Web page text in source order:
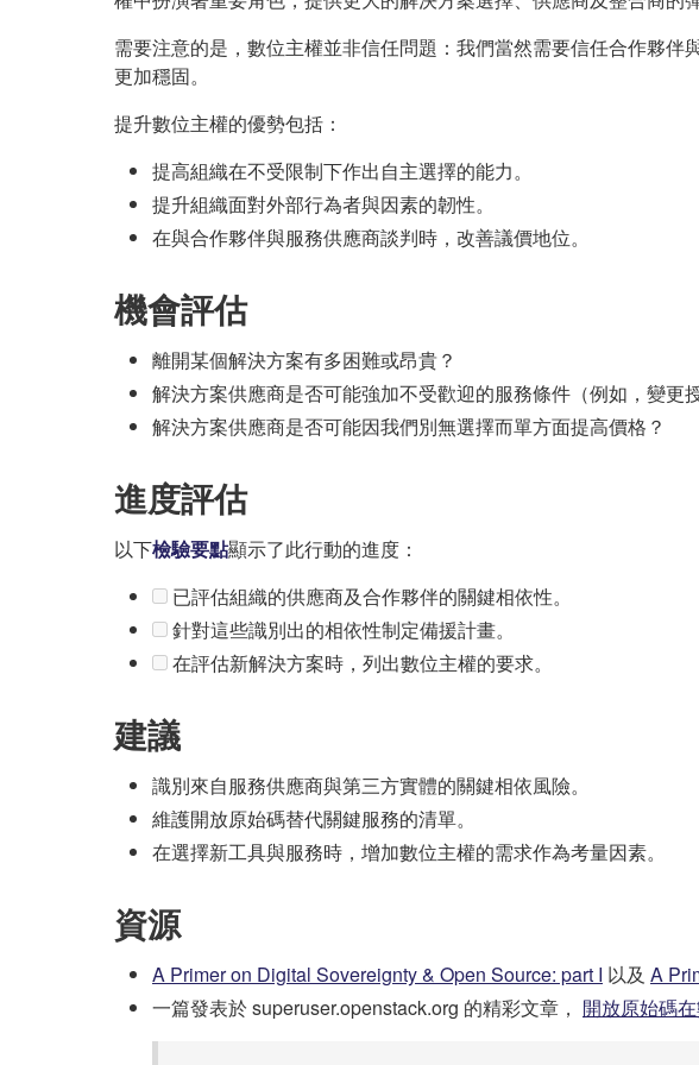
需要注意的是，數位主權並非信任問題：我們當然需要信任合作夥
更加穩固。
提升數位主權的優勢包括：
提高組織在不受限制下作出自主選擇的能力。
提升組織面對外部行為者與因素的韌性。
在與合作夥伴與服務供應商談判時，改善議價地位。
機會評估
離開某個解決方案有多困難或昂貴？
解決方案供應商是否可能強加不受歡迎的服務條件（例如，變更
解決方案供應商是否可能因我們別無選擇而單方面提高價格？
進度評估
以下檢驗要點顯示了此行動的進度：
已評估組織的供應商及合作夥伴的關鍵相依性。
針對這些識別出的相依性制定備援計畫。
在評估新解決方案時，列出數位主權的要求。
建議
識別來自服務供應商與第三方實體的關鍵相依風險。
維護開放原始碼替代關鍵服務的清單。
在選擇新工具與服務時，增加數位主權的需求作為考量因素。
資源
A Primer on Digital Sovereignty & Open Source: part I 以及 A
一篇發表於 superuser.openstack.org 的精彩文章， 開放原始碼